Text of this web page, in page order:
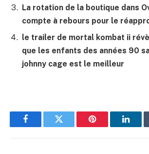
La rotation de la boutique dans
compte à rebours pour le
le trailer de mortal kombat ii
que les enfants des années 90
johnny cage est le meilleur
FacebookTwitter Pinterest